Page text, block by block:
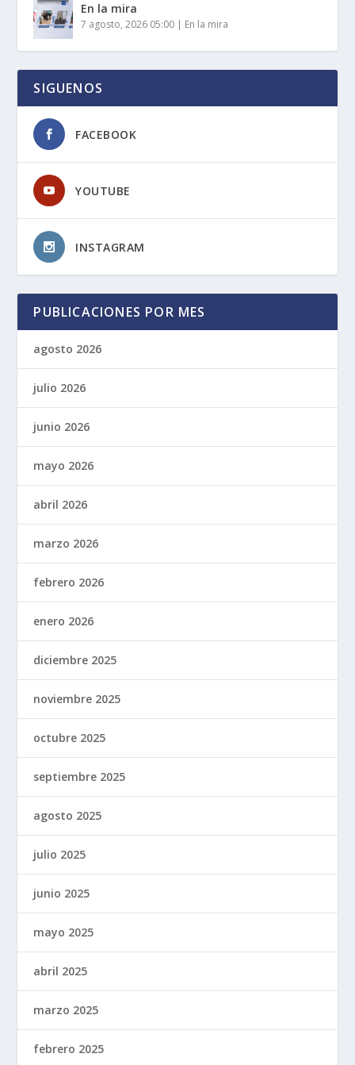
En la mira
7 agosto, 2026 05:00 | En la mira
SIGUENOS
FACEBOOK
YOUTUBE
INSTAGRAM
PUBLICACIONES POR MES
agosto 2026
julio 2026
junio 2026
mayo 2026
abril 2026
marzo 2026
febrero 2026
enero 2026
diciembre 2025
noviembre 2025
octubre 2025
septiembre 2025
agosto 2025
julio 2025
junio 2025
mayo 2025
abril 2025
marzo 2025
febrero 2025